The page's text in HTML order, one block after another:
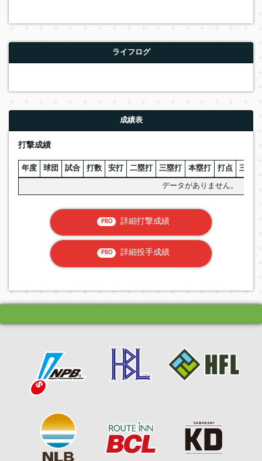
ライフログ
成績表
打撃成績
年度 球団 試合 打数 安打 二塁打 三塁打 本塁打 打点 三振
データがありません。
PRO 詳細打撃成績
PRO 詳細投手成績